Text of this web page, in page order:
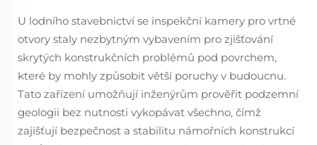
U lodního stavebnictví se inspekční kamery pro vrtné
otvory staly nezbytným vybavením pro zjišťování
skrytých konstrukčních problémů pod povrchem,
které by mohly způsobit větší poruchy v budoucnu.
Tato zařízení umožňují inženýrům prověřit podzemní
geologii bez nutnosti vykopávat všechno, čímž
zajišťují bezpečnost a stabilitu námořních konstrukcí